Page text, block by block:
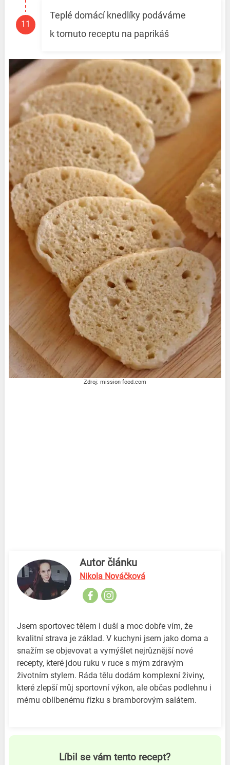
Teplé domácí knedlíky podáváme
k tomuto receptu na paprikáš
Zdroj: mission-food.com
Autor článku
Nikola Nováčková
Jsem sportovec tělem i duší a moc dobře vím, že
kvalitní strava je základ. V kuchyni jsem jako doma a
snažím se objevovat a vymýšlet nejrůznější nové
recepty, které jdou ruku v ruce s mým zdravým
životním stylem. Ráda tělu dodám komplexní živiny,
které zlepší můj sportovní výkon, ale občas podlehnu i
mému oblíbenému řízku s bramborovým salátem.
Líbil se vám tento recept?